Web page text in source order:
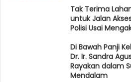
Tak Terima
untuk Jalan
Polisi Usai
Di Bawah Panji
Dr. Ir. Sandra
Rayakan dalam
Mendalam